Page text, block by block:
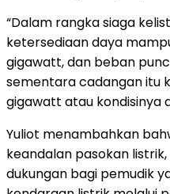
“Dalam rangka siaga
ketersediaan daya
gigawatt, dan beban
sementara cadangan itu
gigawatt atau kondisinya
Yuliot menambahkan
keandalan pasokan
dukungan bagi pemudik